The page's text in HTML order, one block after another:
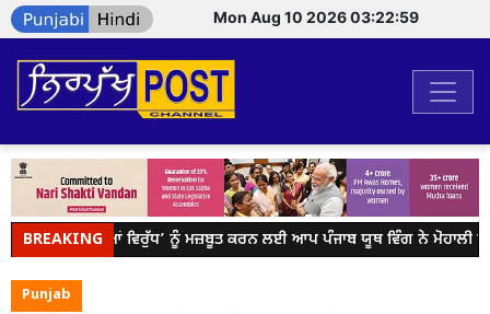
Mon Aug 10 2026 03:22:59
BREAKING
ਯੁੱਧ ਨਸ਼ਿਆਂ ਵਿਰੁੱਧ’ ਨੂੰ ਮਜ਼ਬੂਤ ਕਰਨ ਲਈ ਆਪ ਪੰਜਾਬ ਯੂਥ ਵਿੰਗ ਨੇ ਮੋਹਾਲੀ ਵਿਖੇ
Punjab